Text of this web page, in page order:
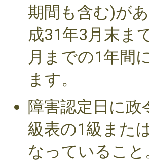
期間も含む)が
成31年3月末ま
月までの1年間
ます。
障害認定日に
級表の1級また
なっているこ